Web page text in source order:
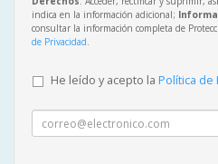
indica en la información adicional;
consultar la información completa de
de Privacidad.
He leído y acepto la Política de